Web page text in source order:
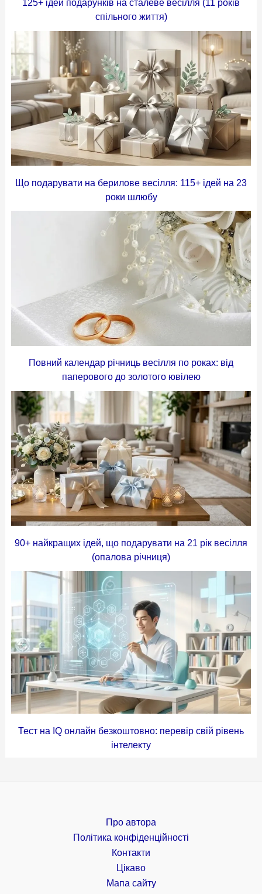
125+ ідей подарунків на сталеве весілля (11 років
спільного життя)
Що подарувати на берилове весілля: 115+ ідей на 23
роки шлюбу
Повний календар річниць весілля по роках: від
паперового до золотого ювілею
90+ найкращих ідей, що подарувати на 21 рік весілля
(опалова річниця)
Тест на IQ онлайн безкоштовно: перевір свій рівень
інтелекту
Про автора
Політика конфіденційності
Контакти
Цікаво
Мапа сайту